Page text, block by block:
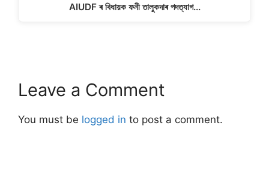
AIUDF ৰ বিধায়ক ফনী তালুকদাৰ পদত্যাগ...
Leave a Comment
You must be logged in to post a comment.